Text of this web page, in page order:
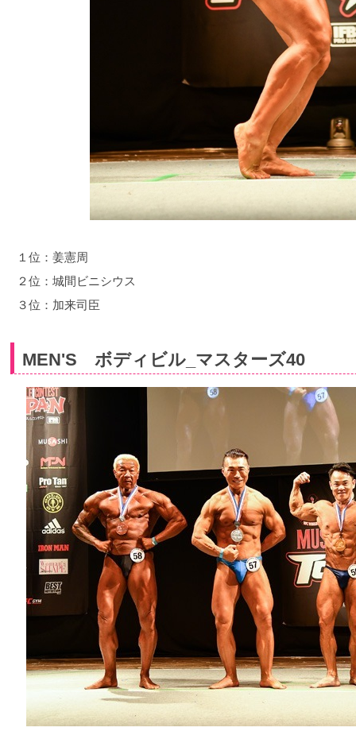
１位：姜憲周
２位：城間ビニシウス
３位：加来司臣
MEN'S ボディビル_マスターズ40